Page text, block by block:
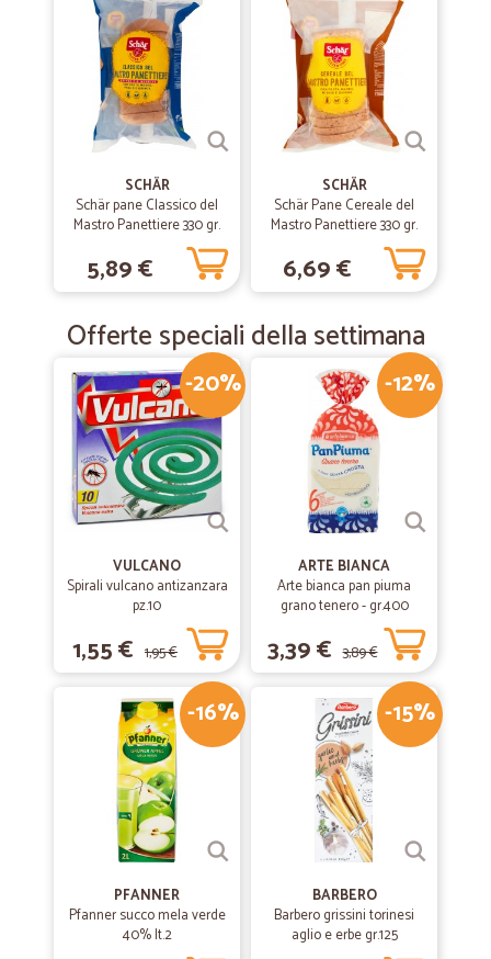
ampio. L'unico appunto è quello di poter programmare fascia oraria di
consegna, in modo tale di non dover sempre delegare terze persone
a ritirare la merce per conto proprio.
SCHÄR
Schär pane Classico del
Mastro Panettiere 330 gr.
5,89 €
SCHÄR
Schär Pane Cereale del
Mastro Panettiere 330 gr.
6,69 €
Offerte speciali della settimana
-20%
VULCANO
Spirali vulcano antizanzara
pz.10
1,55 € 1,95 €
-12%
ARTE BIANCA
Arte bianca pan piuma
grano tenero - gr.400
3,39 € 3,89 €
-16%
PFANNER
Pfanner succo mela verde
40% lt.2
-15%
BARBERO
Barbero grissini torinesi
aglio e erbe gr.125